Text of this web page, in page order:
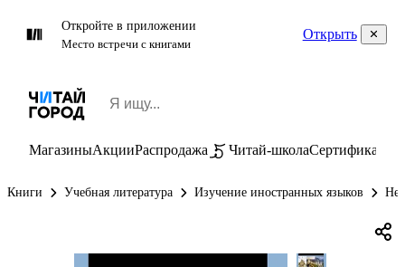
Откройте в приложении
Место встречи с книгами
Открыть
МагазиныАкцииРаспродажа Читай-школаСертификаты
Книги Учебная литература Изучение иностранных языков